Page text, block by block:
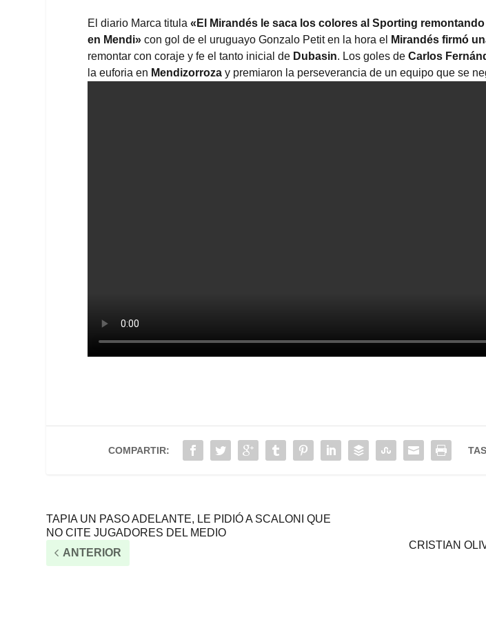
El diario Marca titula «El Mirandés le saca los colores al Sporting
en Mendi» con gol de el uruguayo Gonzalo Petit en la hora el Mirandés firmó
remontar con coraje y fe el tanto inicial de Dubasin. Los goles deCarlos
la euforia en Mendizorrozay premiaron la perseverancia de un equipo que se
COMPARTIR:
TAPIA UN PASO ADELANTE, LE PIDIÓ A SCALONI QUE
NO CITE JUGADORES DEL MEDIO
ANTERIOR
CRISTIAN